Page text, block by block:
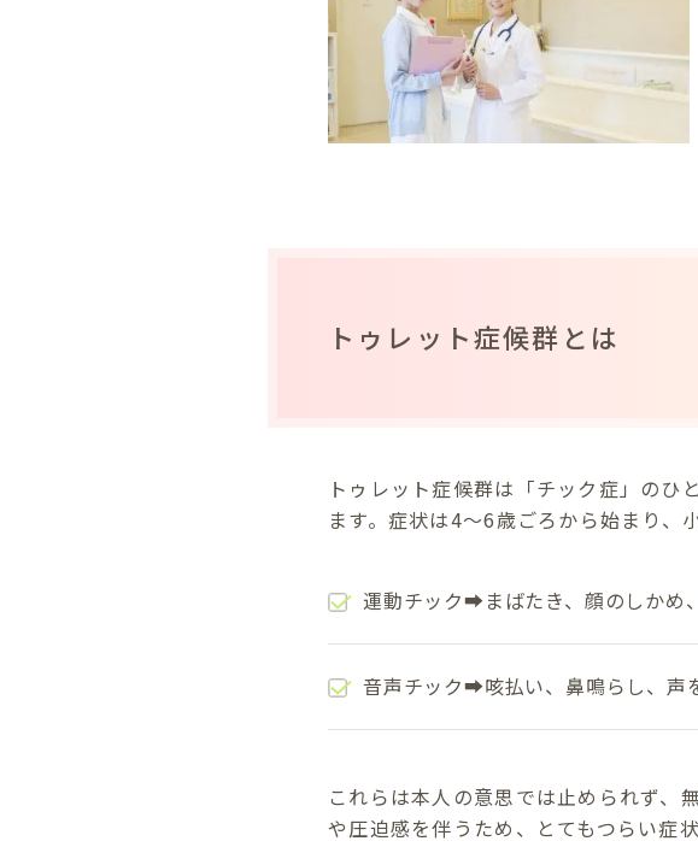
トゥレット症候群とは
トゥレット症候群は「チック症」のひ
ます。症状は4～6歳ごろから始まり、
運動チック➡まばたき、顔のしかめ
音声チック➡咳払い、鼻鳴らし、声
これらは本人の意思では止められず、
や圧迫感を伴うため、とてもつらい症状